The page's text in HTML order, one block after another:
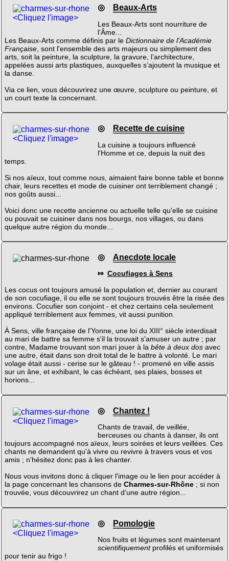
<Cliquez l'image>
◎ Beaux-Arts
Les Beaux-Arts sont nourriture de
l'Âme...
Les Beaux-Arts comme définis par le Dictionnaire de l'Académie
Française, sont l'ensemble des arts majeurs ou simplement des
arts, soit la peinture, la sculpture, la gravure, l’architecture,
appelées aussi arts plastiques, auxquelles s’ajoutent la musique et
la danse.
Via ce lien, vous découvrirez une œuvre, sculpture ou peinture, et
un court texte la concernant.
<Cliquez l'image>
◎ Recette de cuisine
La cuisine a toujours influencé
l'Homme et ce, depuis la nuit des
temps.
Si nos aïeux, tout comme nous, aimaient faire bonne table et bonne
chair, leurs recettes et mode de cuisiner ont terriblement changé ;
nos goûts aussi...
Voici donc une recette ancienne ou actuelle telle qu'elle se cuisine
ou pouvait se cuisiner dans nos bourgs, nos villages, ou dans
quelque autre région du monde...
◎ Anecdote locale
⤇ Cocufiages à Sens
Les cocus ont toujours amusé la population et, dernier au courant
de son cocufiage, il ou elle se sont toujours trouvés être la risée des
environs. Cocufier son conjoint - et chez certains cela seulement
appliqué terriblement aux femmes, vit aussi punition.
À Sens, ville française de l'Yonne, une loi du XIII° siècle interdisait
au mari de battre sa femme s'il la trouvait s'amuser un autre ; par
contre, Madame trouvant son mari jouer à la bête à deux dosavec
une autre, était dans son droit total de le battre à volonté. Le mari
volage était aussi - cerise sur le gâteau ! - promené en ville assis
sur un âne, et exhibant, le cas échéant, ses plaies, bosses et
horions...
<Cliquez l'image>
◎ Chantez !
Chants de travail, de veillée,
berceuses ou chants à danser, ils ont
toujours accompagné nos aïeux, leurs soirées et leurs veillées. Ces
chants ne demandent qu'à vivre ou revivre à travers vous et vos
amis ; n'hésitez donc pas à les chanter.
Nous vous invitons donc à cliquer l'image ou le lien pour accéder à
la page concernant les chansons de Charmes-sur-Rhône; si non
trouvée, vous découvrirez un chant d'une autre région...
<Cliquez l'image>
◎ Pomologie
Nos fruits et légumes sont maintenant
scientifiquementprofilés et uniformisés
pour tenir au frigo !